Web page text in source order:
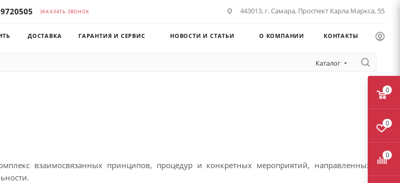
ЗАКАЗАТЬ ЗВОНОК 443013, г. Самара, Проспект Карла Маркса, 55
ДОСТАВКА ГАРАНТИЯ И СЕРВИС НОВОСТИ И СТАТЬИ О КОМПАНИИ КОНТАКТЫ
Каталог
взаимосвязанных принципов, процедур и конкретных мероприятий, направленных на
0
0
0